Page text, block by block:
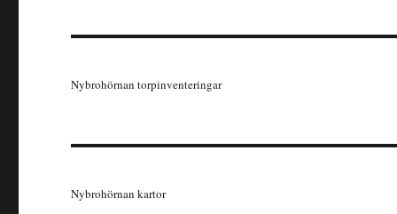
Nybrohörnan torpinventeringar
Nybrohörnan kartor